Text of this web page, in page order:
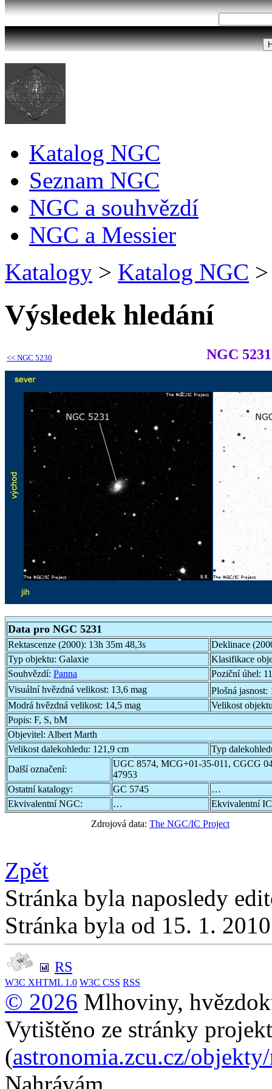
Katalog NGC
Seznam NGC
NGC a souhvězdí
NGC a Messier
Katalogy > Katalog NGC >
Výsledek hledání
<< NGC 5230 NGC 5231
Data pro NGC 5231
Rektascenze (2000): 13h 35m 48,3s
Deklinace
Typ objektu: Galaxie
Klasifikace
Souhvězdí: Panna Poziční úhel:
Visuální hvězdná velikost: 13,6 mag Plošná jasnost:
Modrá hvězdná velikost: 14,5 mag
Velikost
Popis: F, S, bM
Objevitel: Albert Marth
Velikost dalekohledu: 121,9 cm
Typ
Další označení:
UGC 8574, MCG+01-35-011, CGCG
47953
Ostatní katalogy:
GC 5745
…
Ekvivalentní NGC:
…
Ekvivalentní
Zdrojová data: The NGC/IC Project
Zpět
Stránka byla naposledy
Stránka byla od 15. 1.
RS
W3C XHTML 1.0 W3C CSS RSS
© 2026 Mlhoviny,
Vytištěno ze stránky
(astronomia.zcu.cz/
Nahrávám...